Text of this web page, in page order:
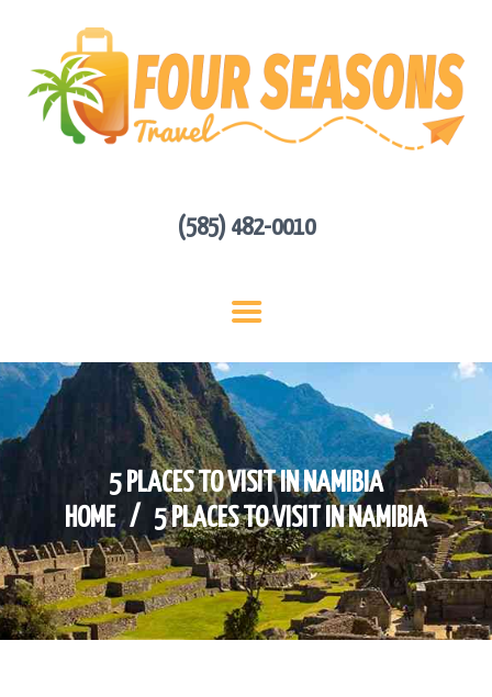
(585) 482-0010
5 PLACES TO VISIT IN NAMIBIA
HOME 5 PLACES TO VISIT IN NAMIBIA
HOME
ABOUT US
HOT DEALS
GET A QUOTE